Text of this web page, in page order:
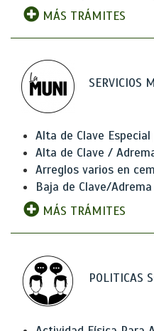
MÁS TRÁMITES
SERVICIOS
Alta de Clave
Alta de Clave /
Arreglos varios en
Baja de Clave/
MÁS TRÁMITES
POLITICAS